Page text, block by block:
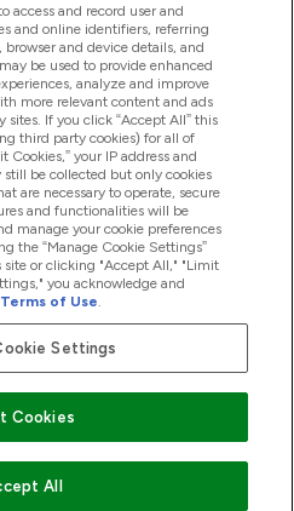
access and record user and
and online identifiers, referring
browser and device details, and
be used to provide enhanced
analyze and improve
more relevant content and ads
sites. If you click “Accept All” this
third party cookies) for all of
Cookies,” your IP address and
be collected but only cookies
are necessary to operate, secure
and functionalities will be
manage your cookie preferences
the “Manage Cookie Settings”
or clicking "Accept All," "Limit
you acknowledge and
Terms of Use.
Settings
Cookies
All